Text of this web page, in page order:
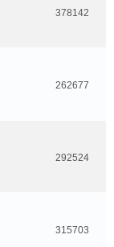
378142
262677
292524
315703